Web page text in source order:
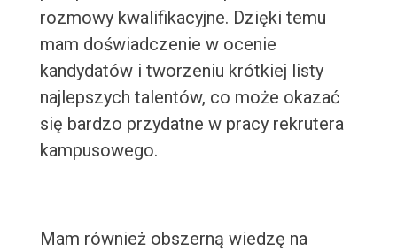
rozmowy kwalifikacyjne. Dzięki temu
mam doświadczenie w ocenie
kandydatów i tworzeniu krótkiej listy
najlepszych talentów, co może okazać
się bardzo przydatne w pracy rekrutera
kampusowego.
Mam również obszerną wiedzę na